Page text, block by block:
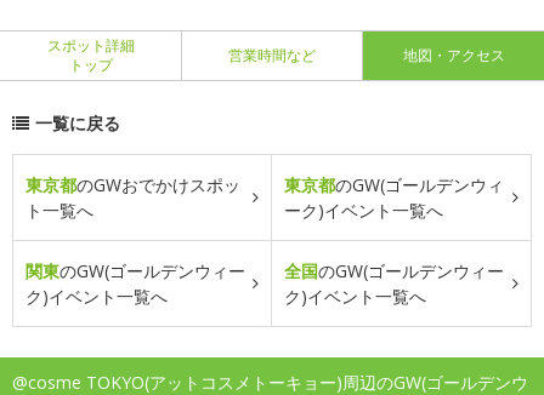
スポット詳細
トップ
営業時間など 地図・アクセス
一覧に戻る
東京都のGWおでかけスポッ
ト一覧へ
東京都のGW(ゴールデンウィ
ーク)イベント一覧へ
関東のGW(ゴールデンウィー
ク)イベント一覧へ
全国のGW(ゴールデンウィー
ク)イベント一覧へ
@cosme TOKYO(アットコスメトーキョー)周辺のGW(ゴールデンウ